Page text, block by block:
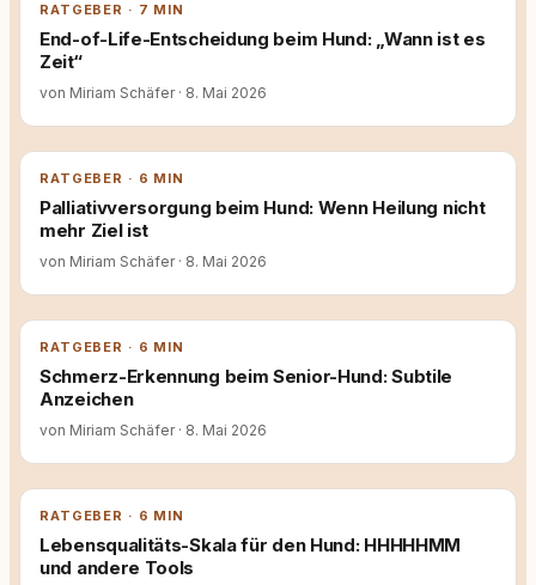
RATGEBER · 7 MIN
End-of-Life-Entscheidung beim Hund: „Wann ist es
Zeit“
von Miriam Schäfer · 8. Mai 2026
RATGEBER · 6 MIN
Palliativversorgung beim Hund: Wenn Heilung nicht
mehr Ziel ist
von Miriam Schäfer · 8. Mai 2026
RATGEBER · 6 MIN
Schmerz-Erkennung beim Senior-Hund: Subtile
Anzeichen
von Miriam Schäfer · 8. Mai 2026
RATGEBER · 6 MIN
Lebensqualitäts-Skala für den Hund: HHHHHMM
und andere Tools